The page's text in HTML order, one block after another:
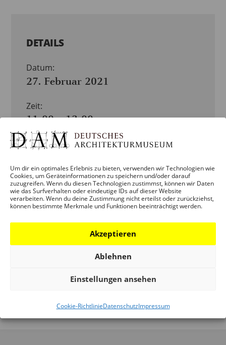
Um dir ein optimales Erlebnis zu bieten, verwenden wir Technologien wie
Cookies, um Geräteinformationen zu speichern und/oder darauf
zuzugreifen. Wenn du diesen Technologien zustimmst, können wir Daten
wie das Surfverhalten oder eindeutige IDs auf dieser Website
verarbeiten. Wenn du deine Zustimmung nicht erteilst oder zurückziehst,
können bestimmte Merkmale und Funktionen beeinträchtigt werden.
Akzeptieren
Ablehnen
Einstellungen ansehen
Cookie-RichtlinieDatenschutzImpressum
DETAILS
Datum:
27. Februar 2021
Zeit:
11:00 – 13:00
Veranstaltungskategorien:
ORT
EINFACH GRÜN – DIE
EINFACH GRÜN – DIE